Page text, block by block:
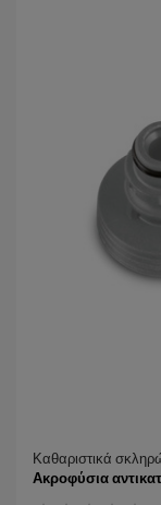
Καθαριστικά
Ακροφύσια